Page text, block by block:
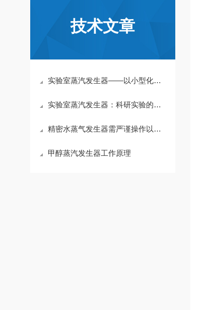
技术文章
实验室蒸汽发生器——以小型化精准控温，为科研与中试重现热力条件
实验室蒸汽发生器：科研实验的精准蒸汽管家
精密水蒸气发生器需严谨操作以确保性能发挥
甲醇蒸汽发生器工作原理